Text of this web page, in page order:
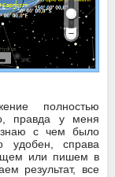
полностью
правда у меня
знаю с чем было
удобен, справа
или пишем в
результат, все